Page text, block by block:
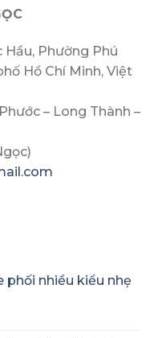
Hầu, Phường Phú
Hồ Chí Minh, Việt
– Long Thành –
nhiều kiểu nhẹ